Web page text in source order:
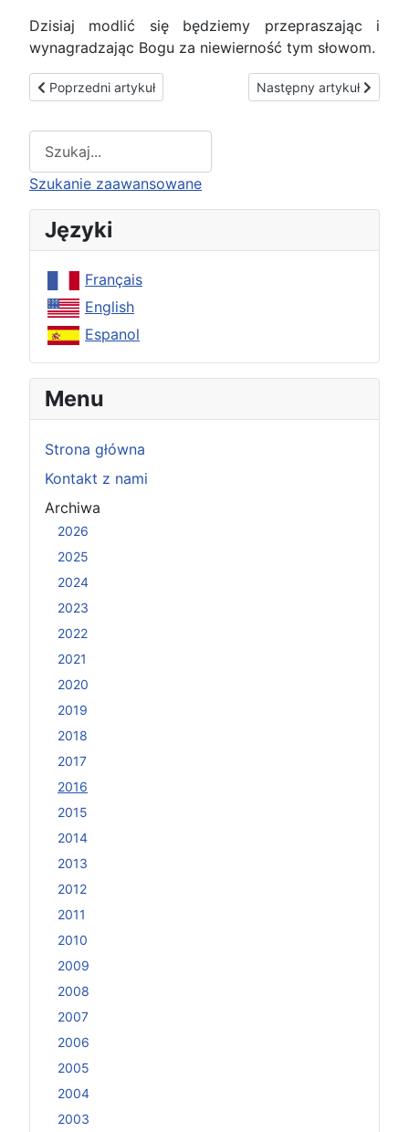
Dzisiaj modlić się będziemy przepraszając i
wynagradzając Bogu za niewierność tym słowom.
Poprzedni artykuł: Jubileuszowy Akt Przyjęcia Jezusa
Poprzedni artykuł Następny artykuł: Jezus
Następny artykuł
Type 2 or more characters for results.
Szukanie zaawansowane
Języki
Français
English
Espanol
Menu
Strona główna
Kontakt z nami
Archiwa
2026
2025
2024
2023
2022
2021
2020
2019
2018
2017
2016
2015
2014
2013
2012
2011
2010
2009
2008
2007
2006
2005
2004
2003